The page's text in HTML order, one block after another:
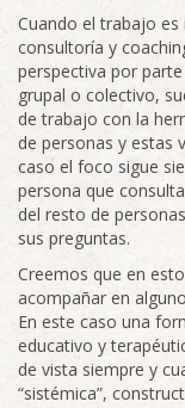
Cuando el trabajo es
consultoría y
perspectiva por
grupal o colectivo,
de trabajo con la
de personas y estas
caso el foco sigue
persona que
del resto de
sus preguntas.
Creemos que en
acompañar en
En este caso una
educativo y
de vista siempre y
“sistémica”,